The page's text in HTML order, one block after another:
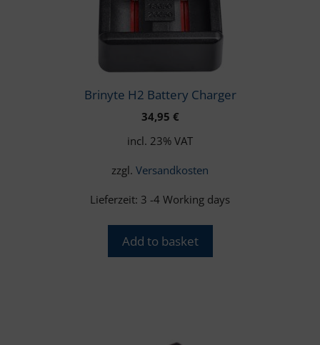
Brinyte H2 Battery Charger
34,95 €
incl. 23% VAT
zzgl. Versandkosten
Lieferzeit: 3 -4 Working days
Add to basket